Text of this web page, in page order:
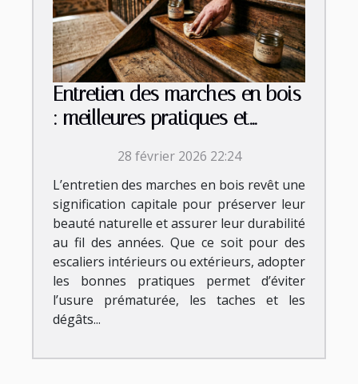
Entretien des marches en bois
: meilleures pratiques et
28 février 2026 22:24
L’entretien des marches en bois revêt une
signification capitale pour préserver leur
beauté naturelle et assurer leur durabilité
au fil des années. Que ce soit pour des
escaliers intérieurs ou extérieurs, adopter
les bonnes pratiques permet d’éviter
l’usure prématurée, les taches et les
dégâts...